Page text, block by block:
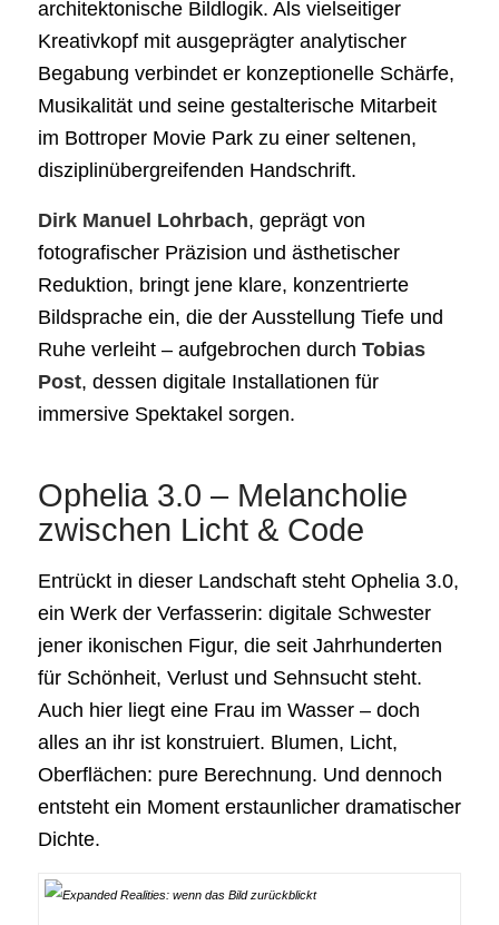
architektonische Bildlogik. Als vielseitiger
Kreativkopf mit ausgeprägter analytischer
Begabung verbindet er konzeptionelle Schärfe,
Musikalität und seine gestalterische Mitarbeit
im Bottroper Movie Park zu einer seltenen,
disziplinübergreifenden Handschrift.
Dirk Manuel Lohrbach, geprägt von
fotografischer Präzision und ästhetischer
Reduktion, bringt jene klare, konzentrierte
Bildsprache ein, die der Ausstellung Tiefe und
Ruhe verleiht – aufgebrochen durch Tobias
Post, dessen digitale Installationen für
immersive Spektakel sorgen.
Ophelia 3.0 – Melancholie
zwischen Licht & Code
Entrückt in dieser Landschaft steht Ophelia 3.0,
ein Werk der Verfasserin: digitale Schwester
jener ikonischen Figur, die seit Jahrhunderten
für Schönheit, Verlust und Sehnsucht steht.
Auch hier liegt eine Frau im Wasser – doch
alles an ihr ist konstruiert. Blumen, Licht,
Oberflächen: pure Berechnung. Und dennoch
entsteht ein Moment erstaunlicher dramatischer
Dichte.